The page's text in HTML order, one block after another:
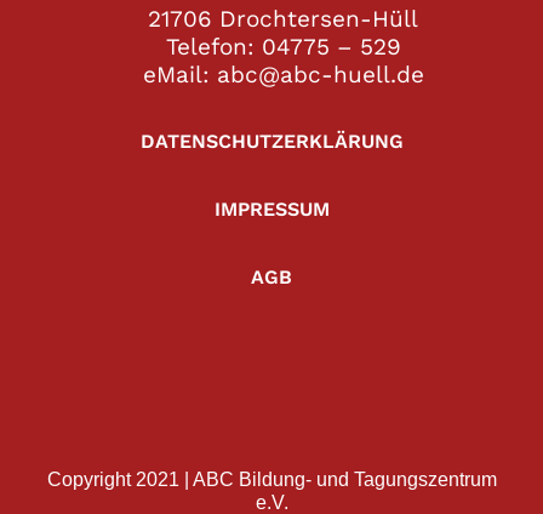
21706 Drochtersen-Hüll
Telefon: 04775 – 529
eMail: abc@abc-huell.de
DATENSCHUTZERKLÄRUNG
IMPRESSUM
AGB
Copyright 2021 | ABC Bildung- und Tagungszentrum
e.V.